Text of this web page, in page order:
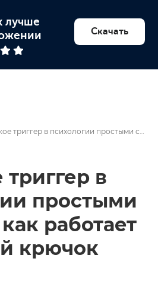
лучше
Скачать
психолога
Что такое триггер в психологии простыми словами: как работает спусковой крючок эмоций
триггер в
простыми
работает
крючок